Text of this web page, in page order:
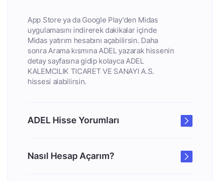
App Store ya da Google Play'den Midas
uygulamasını indirerek dakikalar içinde
Midas yatırım hesabını açabilirsin. Daha
sonra Arama kısmına ADEL yazarak hissenin
detay sayfasına gidip kolayca ADEL
KALEMCILIK TICARET VE SANAYI A.S.
hissesi alabilirsin.
ADEL Hisse Yorumları
Nasıl Hesap Açarım?